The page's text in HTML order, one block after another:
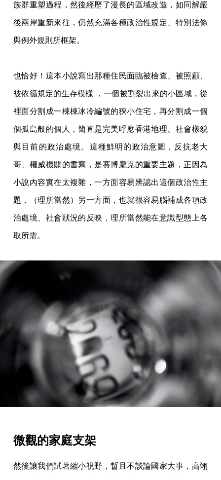
族群重塑過程，然後經歷了漫長的區域改造，如同解嚴
後兩岸重新來往，仍然充滿各種政治性規定、特別法條
與例外規則所框架。
也恰好！這本小說寫出那種住民面臨被檢查、被照顧、
被依循規定的生存模樣 ，一個被割裂出來的小區域，從
裡面分割成一棟棟冰冷編號的狹小住宅，再分割成一個
個孤島般的個人，簡直是完美呼應香港地理、社會樣貌
與目前的政治處境。這種鮮明的政治意圖，反抗老大
哥、權威機關的書寫，是賽博龐克的重要主題，正因為
小說內容實在太複雜，一方面容易辨認出這個政治性主
題，（理所當然）另一方面，也就很容易腦補成各項政
治處境、社會狀況的反映，理所當然能在意識型態上各
取所需。
微觀的家庭支架
然後讓我們試著縮小視野，暫且不談論國家大事，高翊